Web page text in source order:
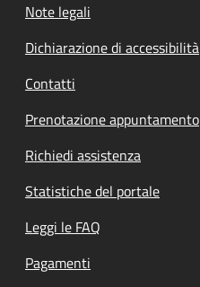
Note legali
Dichiarazione di accessibilità
Contatti
Prenotazione appuntamento
Richiedi assistenza
Statistiche del portale
Leggi le FAQ
Pagamenti